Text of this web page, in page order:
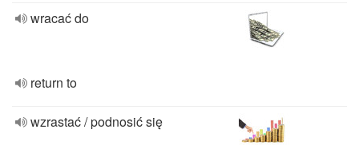
wracać do
return to
wzrastać / podnosić się